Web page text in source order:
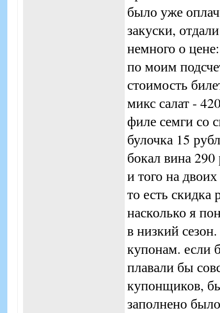
было уже
закуски,
немного о цене:
по моим
стоимость
микс салат -
филе семги со
булочка 15
бокал вина 290
и того на
то есть скидка
насколько я
в низкий
купонам. если
плавали бы
купонщиков,
заполнено